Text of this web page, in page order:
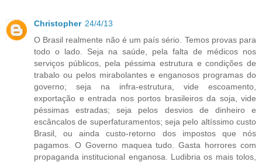
Christopher 24/4/13
O Brasil realmente não é um país sério. Temos provas para
todo o lado. Seja na saúde, pela falta de médicos nos
serviços públicos, pela péssima estrutura e condições de
trabalo ou pelos mirabolantes e enganosos programas do
governo; seja na infra-estrutura, vide escoamento,
exportação e entrada nos portos brasileiros da soja, vide
péssimas estradas; seja pelos desvios de dinheiro e
escâncalos de superfaturamentos; seja pelo altíssimo custo
Brasil, ou ainda custo-retorno dos impostos que nós
pagamos. O Governo maquea tudo. Gasta horrores com
propaganda institucional enganosa. Ludibria os mais tolos,